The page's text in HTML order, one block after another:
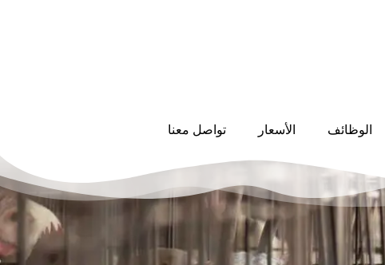
الوظائف الأسعار تواصل معنا